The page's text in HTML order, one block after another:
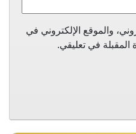
والموقع الإلكتروني في
المقبلة في تعليقي.